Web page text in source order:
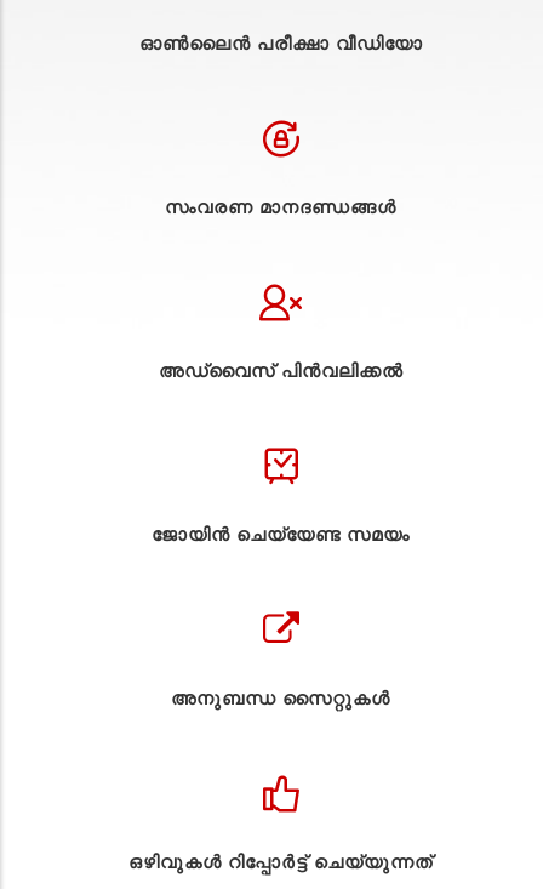
ഓൺലൈൻ പരീക്ഷാ വീഡിയോ
സംവരണ മാനദണ്ഡങ്ങൾ
അഡ്വൈസ് പിൻവലിക്കൽ
ജോയിൻ ചെയ്യേണ്ട സമയം
അനുബന്ധ സൈറ്റുകള്‍
ഒഴിവുകൾ റിപ്പോർട്ട് ചെയ്യുന്നത്